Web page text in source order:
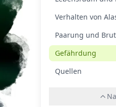
Verhalten von
Paarung und Brut
Gefährdung
Quellen